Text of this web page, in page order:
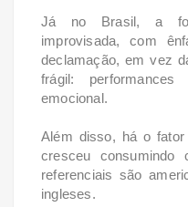
Já no Brasil, a
improvisada, com
declamação, em vez
frágil:
emocional.
Além disso, há o
cresceu consumindo
referenciais são
ingleses.